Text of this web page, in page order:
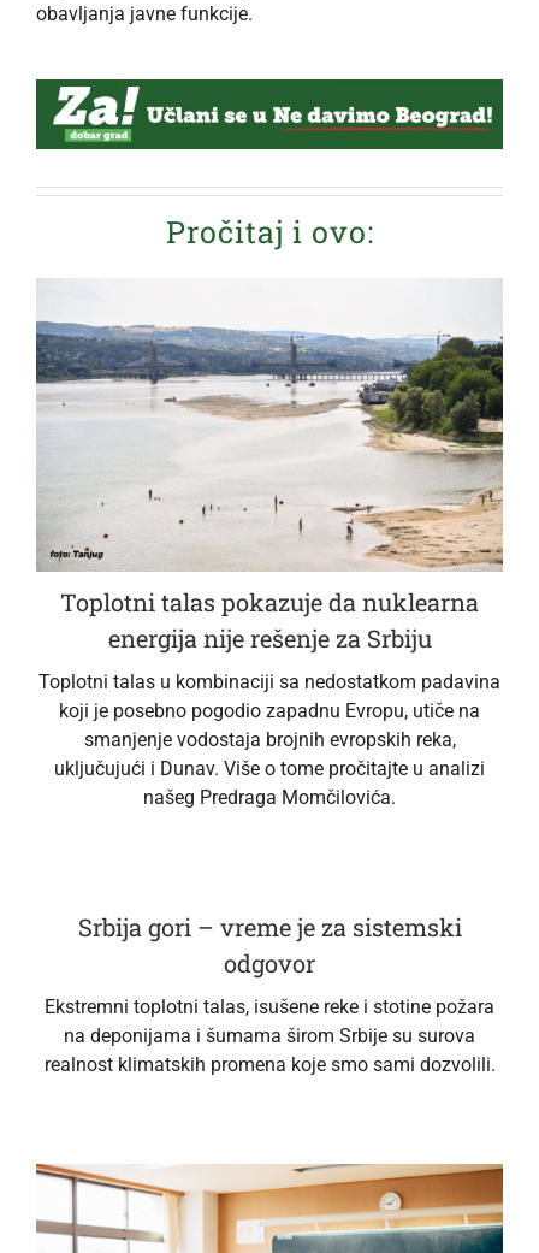
obavljanja javne funkcije.
Pročitaj i ovo:
Toplotni talas pokazuje da nuklearna
energija nije rešenje za Srbiju
Toplotni talas u kombinaciji sa nedostatkom padavina
koji je posebno pogodio zapadnu Evropu, utiče na
smanjenje vodostaja brojnih evropskih reka,
uključujući i Dunav. Više o tome pročitajte u analizi
našeg Predraga Momčilovića.
Srbija gori – vreme je za sistemski
odgovor
Ekstremni toplotni talas, isušene reke i stotine požara
na deponijama i šumama širom Srbije su surova
realnost klimatskih promena koje smo sami dozvolili.